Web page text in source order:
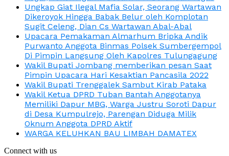
Ungkap Giat Ilegal Mafia Solar, Seorang Wartawan
Dikeroyok Hingga Babak Belur oleh Komplotan
Sugit Celeng, Dian Cs Wartawan Abal-Abal
Upacara Pemakaman Almarhum Bripka Andik
Purwanto Anggota Binmas Polsek Sumbergempol
Di Pimpin Langsung Oleh Kapolres Tulungagung
Wakil Bupati Jombang memberikan pesan Saat
Pimpin Upacara Hari Kesaktian Pancasila 2022
Wakil Bupati Trenggalek Sambut Kirab Pataka
Wakil Ketua DPRD Tuban Bantah Anggotanya
Memiliki Dapur MBG, Warga Justru Soroti Dapur
di Desa Kumpulrejo, Parengan Diduga Milik
Oknum Anggota DPRD Aktif
WARGA KELUHKAN BAU LIMBAH DAMATEX
Connect with us